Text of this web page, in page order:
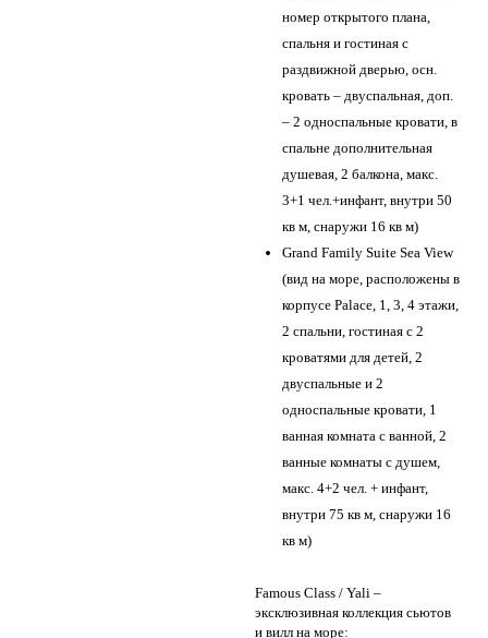
номер открытого плана,
спальня и гостиная с
раздвижной дверью, осн.
кровать – двуспальная, доп.
– 2 односпальные кровати, в
спальне дополнительная
душевая, 2 балкона, макс.
3+1 чел.+инфант, внутри 50
кв м, снаружи 16 кв м)
Grand Family Suite Sea View
(вид на море, расположены в
корпусе Palace, 1, 3, 4 этажи,
2 спальни, гостиная с 2
кроватями для детей, 2
двуспальные и 2
односпальные кровати, 1
ванная комната с ванной, 2
ванные комнаты с душем,
макс. 4+2 чел. + инфант,
внутри 75 кв м, снаружи 16
кв м)
Famous Class / Yali –
эксклюзивная коллекция сьютов
и вилл на море: